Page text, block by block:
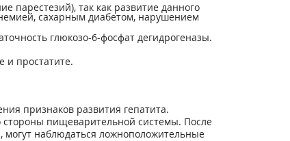
так как развитие данного
сахарным диабетом, нарушением
глюкозо-6-фосфат дегидрогеназы.
и простатите.
признаков развития гепатита.
пищеварительной системы. После
наблюдаться ложноположительные